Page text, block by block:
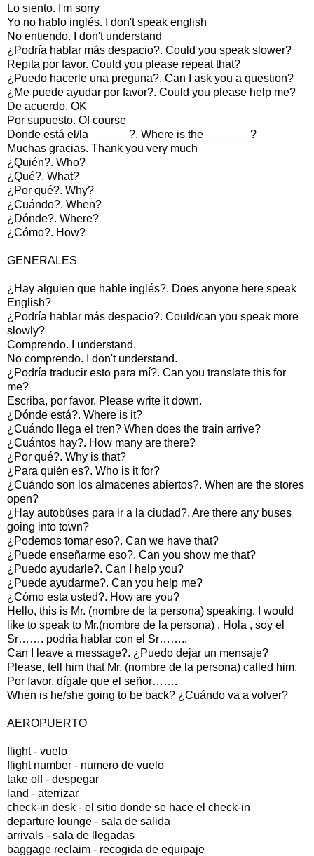
Lo siento. I'm sorry
Yo no hablo inglés. I don't speak english
No entiendo. I don't understand
¿Podría hablar más despacio?. Could you speak slower?
Repita por favor. Could you please repeat that?
¿Puedo hacerle una preguna?. Can I ask you a question?
¿Me puede ayudar por favor?. Could you please help me?
De acuerdo. OK
Por supuesto. Of course
Donde está el/la ______?. Where is the _______?
Muchas gracias. Thank you very much
¿Quién?. Who?
¿Qué?. What?
¿Por qué?. Why?
¿Cuándo?. When?
¿Dónde?. Where?
¿Cómo?. How?
GENERALES
¿Hay alguien que hable inglés?. Does anyone here speak
English?
¿Podría hablar más despacio?. Could/can you speak more
slowly?
Comprendo. I understand.
No comprendo. I don't understand.
¿Podría traducir esto para mí?. Can you translate this for
me?
Escriba, por favor. Please write it down.
¿Dónde está?. Where is it?
¿Cuándo llega el tren? When does the train arrive?
¿Cuántos hay?. How many are there?
¿Por qué?. Why is that?
¿Para quién es?. Who is it for?
¿Cuándo son los almacenes abiertos?. When are the stores
open?
¿Hay autobúses para ir a la ciudad?. Are there any buses
going into town?
¿Podemos tomar eso?. Can we have that?
¿Puede enseñarme eso?. Can you show me that?
¿Puedo ayudarle?. Can I help you?
¿Puede ayudarme?. Can you help me?
¿Cómo esta usted?. How are you?
Hello, this is Mr. (nombre de la persona) speaking. I would
like to speak to Mr.(nombre de la persona) . Hola , soy el
Sr……. podria hablar con el Sr……..
Can I leave a message?. ¿Puedo dejar un mensaje?
Please, tell him that Mr. (nombre de la persona) called him.
Por favor, dígale que el señor…….
When is he/she going to be back? ¿Cuándo va a volver?
AEROPUERTO
flight - vuelo
flight number - numero de vuelo
take off - despegar
land - aterrizar
check-in desk - el sitio donde se hace el check-in
departure lounge - sala de salida
arrivals - sala de llegadas
baggage reclaim - recogida de equipaje